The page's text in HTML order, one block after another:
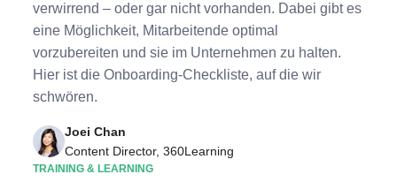
verwirrend – oder gar nicht vorhanden. Dabei gibt es
eine Möglichkeit, Mitarbeitende optimal
vorzubereiten und sie im Unternehmen zu halten.
Hier ist die Onboarding-Checkliste, auf die wir
schwören.
Joei Chan
Content Director, 360Learning
TRAINING & LEARNING